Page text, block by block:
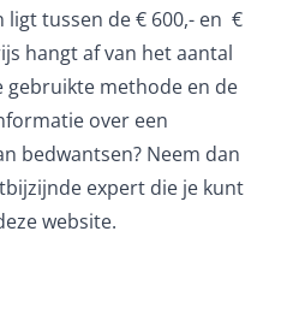
tussen de € 600,- en €
hangt af van het aantal
gebruikte methode en de
over een
bedwantsen? Neem dan
expert die je kunt
website.